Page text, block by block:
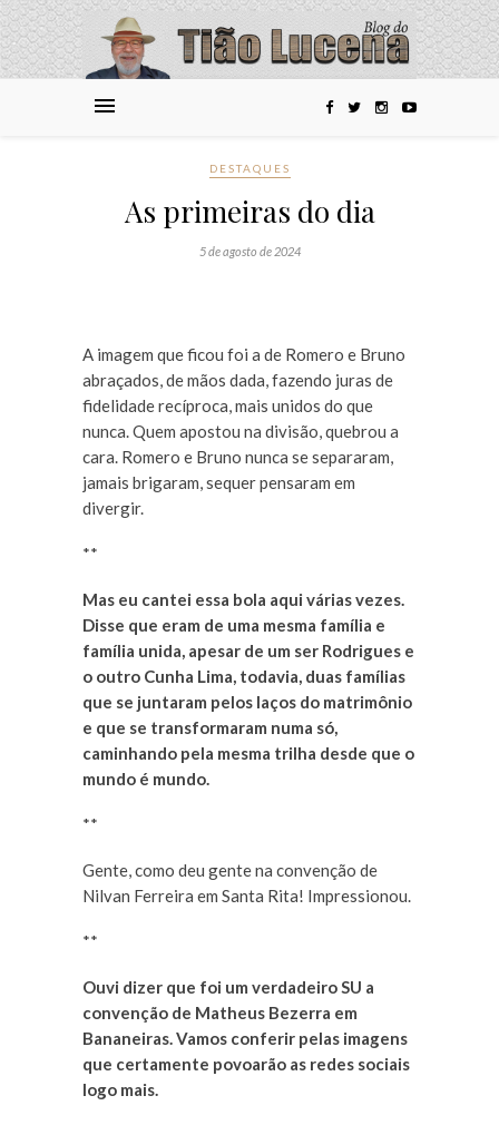
DESTAQUES
As primeiras do dia
5 de agosto de 2024
A imagem que ficou foi a de Romero e Bruno
abraçados, de mãos dada, fazendo juras de
fidelidade recíproca, mais unidos do que
nunca. Quem apostou na divisão, quebrou a
cara. Romero e Bruno nunca se separaram,
jamais brigaram, sequer pensaram em
divergir.
**
Mas eu cantei essa bola aqui várias vezes.
Disse que eram de uma mesma família e
família unida, apesar de um ser Rodrigues e
o outro Cunha Lima, todavia, duas famílias
que se juntaram pelos laços do matrimônio
e que se transformaram numa só,
caminhando pela mesma trilha desde que o
mundo é mundo.
**
Gente, como deu gente na convenção de
Nilvan Ferreira em Santa Rita! Impressionou.
**
Ouvi dizer que foi um verdadeiro SU a
convenção de Matheus Bezerra em
Bananeiras. Vamos conferir pelas imagens
que certamente povoarão as redes sociais
logo mais.